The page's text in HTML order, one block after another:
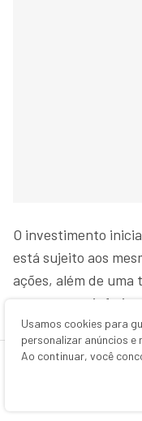
O investimento
está sujeito aos
ações, além de
costuma ser
não são ETF.
As ações com
pertencem a
Usamos cookies para
personalizar anúncios e
Ao continuar, você